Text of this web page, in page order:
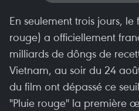
En seulement trois jours,
rouge) a officiellement
milliards de dôngs de
Vietnam, au soir du 24
du film ont dépassé ce
"Pluie rouge" la première